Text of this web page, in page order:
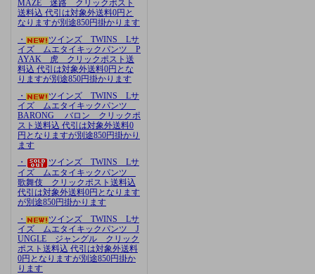
MAZE 迷路 クリックポスト
送料込 代引は対象外送料0円と
なりますが別途850円掛かります
・
ツインズ TWINS Lサ
イズ ムエタイキックパンツ P
AYAK 虎 クリックポスト送
料込 代引は対象外送料0円とな
りますが別途850円掛かります
・
ツインズ TWINS Lサ
イズ ムエタイキックパンツ
BARONG バロン クリックポ
スト送料込 代引は対象外送料0
円となりますが別途850円掛かり
ます
・
ツインズ TWINS Lサ
イズ ムエタイキックパンツ
歌舞伎 クリックポスト送料込
代引は対象外送料0円となります
が別途850円掛かります
・
ツインズ TWINS Lサ
イズ ムエタイキックパンツ J
UNGLE ジャングル クリック
ポスト送料込 代引は対象外送料
0円となりますが別途850円掛か
ります